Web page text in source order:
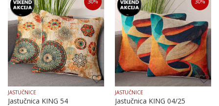
JASTUČNICE
Jastučnica KING 54
JASTUČNICE
Jastučnica KING 04/25